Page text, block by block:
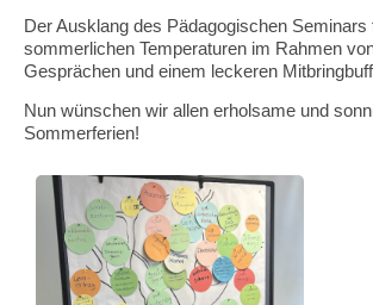
Der Ausklang des Pädagogischen Seminars
sommerlichen Temperaturen im Rahmen
Gesprächen und einem leckeren
Nun wünschen wir allen erholsame und
Sommerferien!